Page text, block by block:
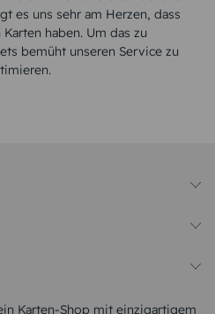
es uns sehr am Herzen, dass
haben. Um das zu
bemüht unseren Service zu
Karten-Shop mit einzigartigem